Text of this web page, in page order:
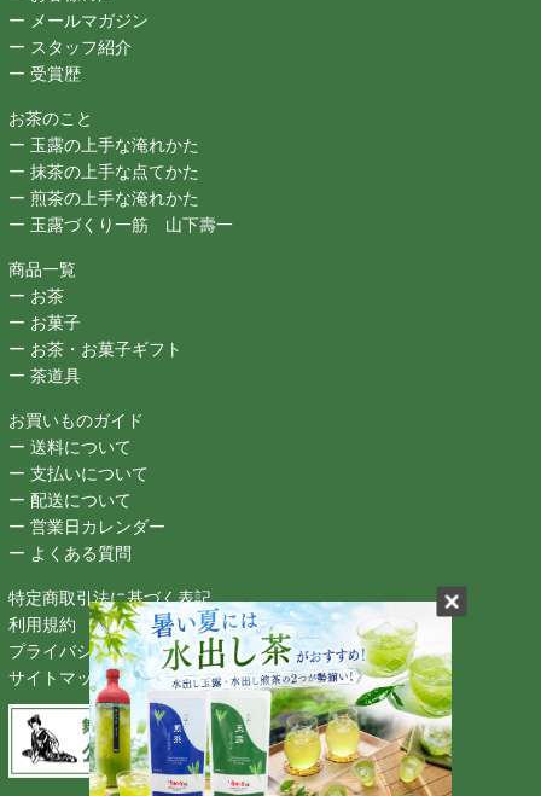
ー メールマガジン
ー スタッフ紹介
ー 受賞歴
お茶のこと
ー 玉露の上手な淹れかた
ー 抹茶の上手な点てかた
ー 煎茶の上手な淹れかた
ー 玉露づくり一筋 山下壽一
商品一覧
ー お茶
ー お菓子
ー お茶・お菓子ギフト
ー 茶道具
お買いものガイド
ー 送料について
ー 支払いについて
ー 配送について
ー 営業日カレンダー
ー よくある質問
特定商取引法に基づく表記
利用規約
プライバシーポリシー
サイトマップ